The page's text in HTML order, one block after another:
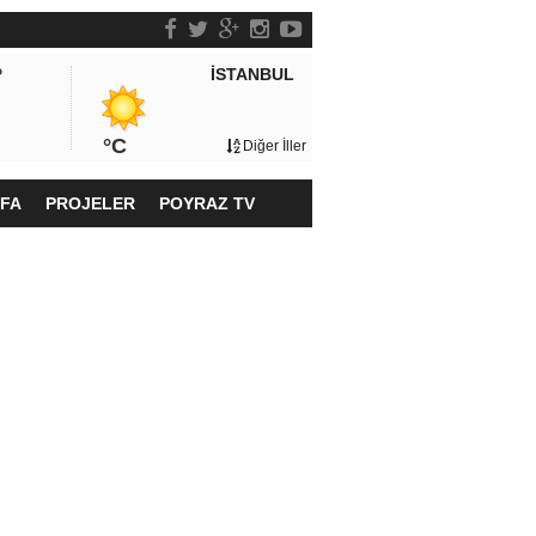
İSTANBUL
°C Diğer İller
PROJELER POYRAZ TV